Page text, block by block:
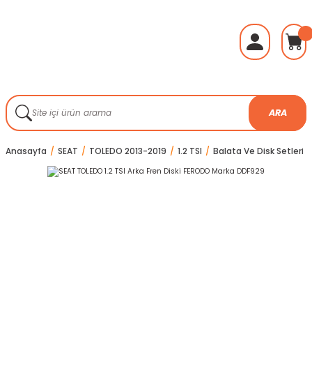
ARA
Anasayfa SEAT TOLEDO 2013-2019 1.2 TSI Balata Ve Disk Setleri